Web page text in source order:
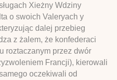
Xieżny Wdziny
o swoich Valeryach y
dalej przebieg
z żalem, że konfederaci
roztaczanym przez dwór
Francji), kierowali
oczekiwali od